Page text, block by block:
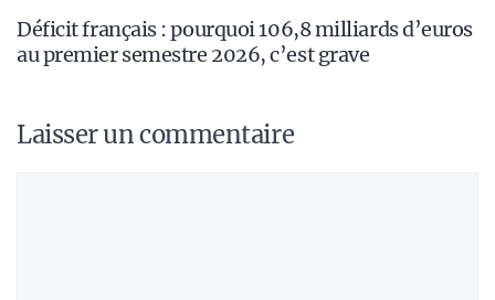
Déficit français : pourquoi 106,8 milliards d’euros
au premier semestre 2026, c’est grave
Laisser un commentaire